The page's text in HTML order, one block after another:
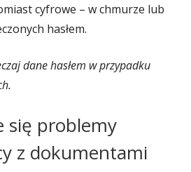
cyfrowe – w chmurze lub
hasłem.
dane hasłem w przypadku
się problemy
z dokumentami